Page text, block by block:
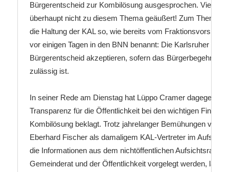
Bürgerentscheid zur Kombilösung ausgesprochen.
überhaupt nicht zu diesem Thema geäußert! Zum Thema
die Haltung der KAL so, wie bereits vom
vor einigen Tagen in den BNN benannt: Die Karlsruher
Bürgerentscheid akzeptieren, sofern das Bürgerbegehren
zulässig ist.
In seiner Rede am Dienstag hat Lüppo Cramer dagegen
Transparenz für die Öffentlichkeit bei den wichtigen
Kombilösung beklagt. Trotz jahrelanger Bemühungen von
Eberhard Fischer als damaligem KAL-Vertreter im
die Informationen aus dem nichtöffentlichen Aufsichtsrat
Gemeinderat und der Öffentlichkeit vorgelegt werden,